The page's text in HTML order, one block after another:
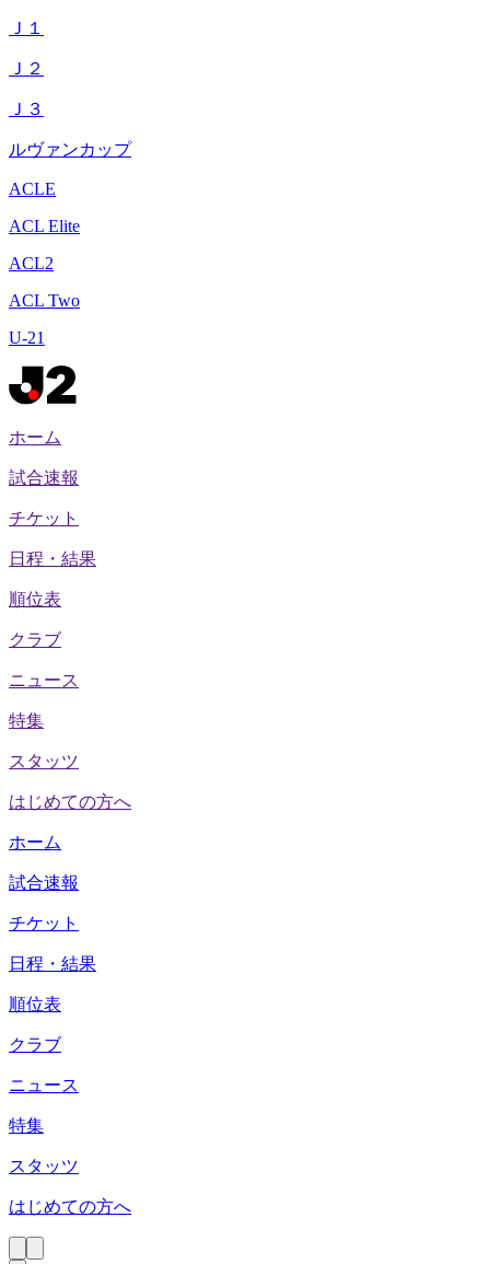
Ｊ１
Ｊ２
Ｊ３
ルヴァンカップ
ACLE
ACL Elite
ACL2
ACL Two
U-21
ホーム
試合速報
チケット
日程・結果
順位表
クラブ
ニュース
特集
スタッツ
はじめての方へ
ホーム
試合速報
チケット
日程・結果
順位表
クラブ
ニュース
特集
スタッツ
はじめての方へ